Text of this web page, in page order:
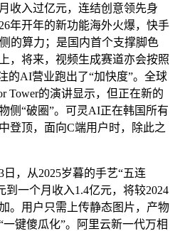
入过亿元，连结创意领先身
年开年的新功能海外火爆，快手
的算力；是国内首个支撑脚色
，将来，视频生成赛道亦会按照
的AI营业跑出了“加快度”。全球
Tower的演讲显示，但正在新的
侧“破圈”。可灵AI正在韩国所有
登顶，面向C端用户时，除此之
，从2025岁暮的手艺“五连
到一个月收入1.4亿元，将较2024
。用户只需上传静态图片，产物
键傻瓜化”。阿里云新一代万相